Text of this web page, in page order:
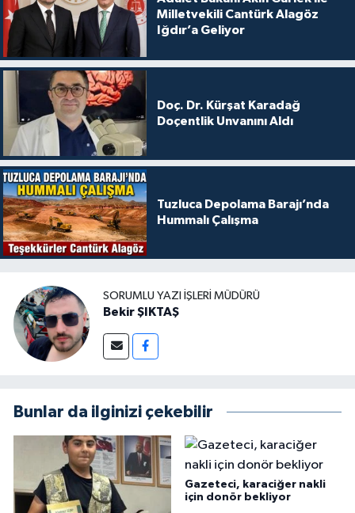
Milletvekili Cantürk Alagöz
Iğdır’a Geliyor
Doç. Dr. Kürşat Karadağ
Doçentlik Unvanını Aldı
Tuzluca Depolama Barajı’nda
Hummalı Çalışma
SORUMLU YAZI İŞLERI MÜDÜRÜ
Bekir ŞIKTAŞ
Bunlar da ilginizi çekebilir
Gazeteci, karaciğer nakli
için donör bekliyor